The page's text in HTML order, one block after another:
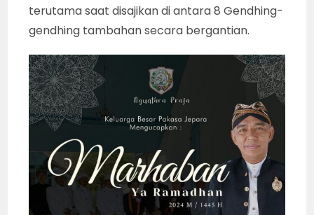
terutama saat disajikan di antara 8 Gendhing-
gendhing tambahan secara bergantian.